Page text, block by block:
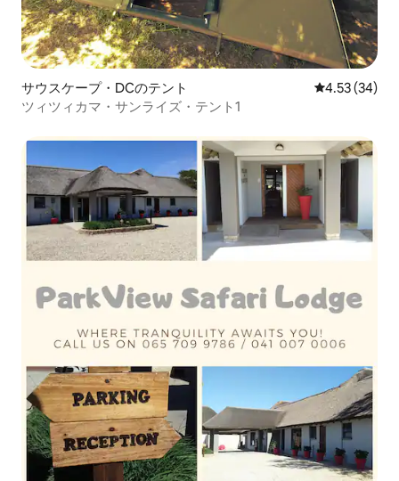
サウスケープ・DCのテント レビュー34
4.53 (34)
ツィツィカマ・サンライズ・テント1